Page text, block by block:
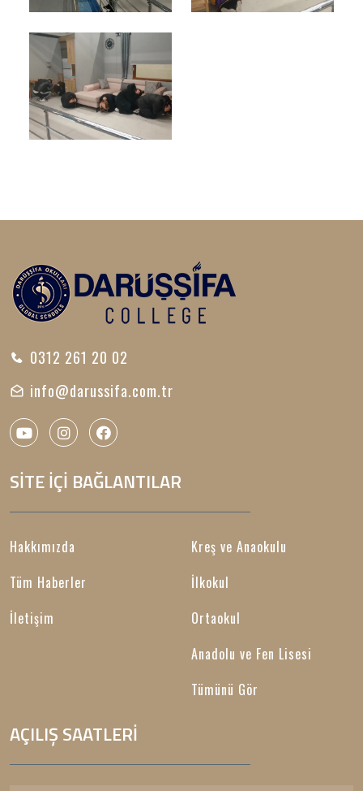
0312 261 20 02
info@darussifa.com.tr
SİTE İÇİ BAĞLANTILAR
Hakkımızda
Tüm Haberler
İletişim
Kreş ve Anaokulu
İlkokul
Ortaokul
Anadolu ve Fen Lisesi
Tümünü Gör
AÇILIŞ SAATLERİ